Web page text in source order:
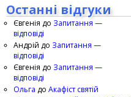
Останні відгуки
Євгенія до Запитання —
відповіді
Андрій до Запитання —
відповіді
Євгенія до Запитання —
відповіді
Ольга до Акафіст святій